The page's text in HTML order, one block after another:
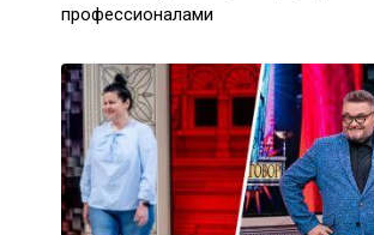
профессионалами